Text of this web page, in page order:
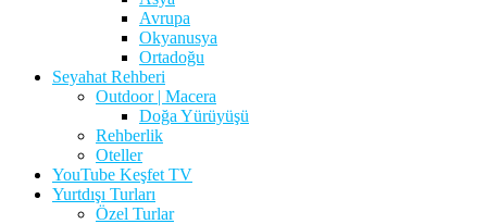
Avrupa
Okyanusya
Ortadoğu
Seyahat Rehberi
Outdoor | Macera
Doğa Yürüyüşü
Rehberlik
Oteller
YouTube Keşfet TV
Yurtdışı Turları
Özel Turlar